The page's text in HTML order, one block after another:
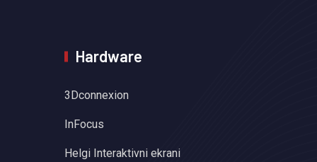
Hardware
3Dconnexion
InFocus
Helgi Interaktivni ekrani